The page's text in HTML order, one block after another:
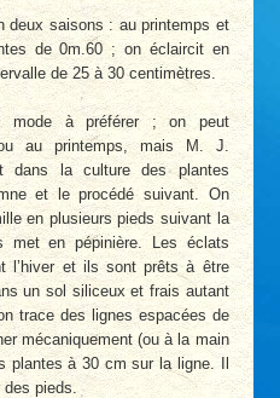
deux saisons : au printemps et
de 0m.60 ; on éclaircit en
de 25 à 30 centimètres.
mode à préférer ; on peut
ou au printemps, mais M. J.
dans la culture des plantes
et le procédé suivant. On
en plusieurs pieds suivant la
en pépinière. Les éclats
l’hiver et ils sont prêts à être
un sol siliceux et frais autant
trace des lignes espacées de
mécaniquement (ou à la main
plantes à 30 cm sur la ligne. Il
pieds.